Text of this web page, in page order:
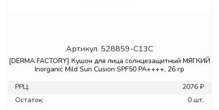
Артикул. 528859-C13C
[DERMA FACTORY] Кушон для лица солнцезащитный МЯГКИЙ
Inorganic Mild Sun Cusion SPF50 PA++++, 26 гр
РРЦ:
2076 ₽
Остаток:
0 шт.